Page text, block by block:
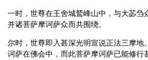
一时，世尊在王舍城鹫峰山中，与大苾刍
并诸菩萨摩诃萨众而共围绕。
尔时，世尊即入甚深光明宣说正法三摩地
诃萨在佛会中，而此菩萨摩诃萨已能修行